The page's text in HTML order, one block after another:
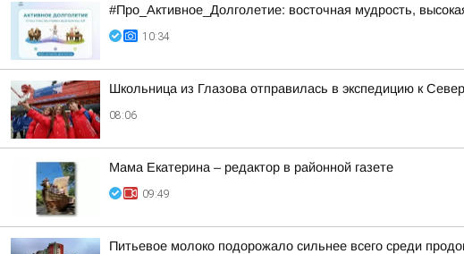
#Про_Активное_Долголетие: восточная мудрость,
10:34
Школьница из Глазова отправилась в экспедицию к
08:06
Мама Екатерина – редактор в районной газете
09:49
Питьевое молоко подорожало сильнее всего среди